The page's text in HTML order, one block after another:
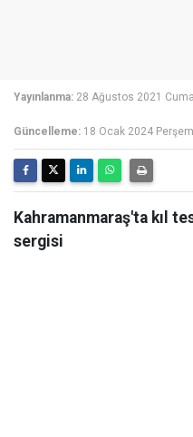
Yayınlanma: 28 Ağustos 2021
Güncelleme: 18 Ocak 2024
Kahramanmaraş'ta kıl
sergisi